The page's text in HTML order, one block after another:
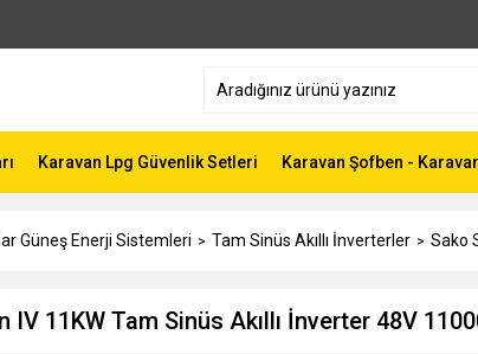
Karavan Lpg Güvenlik Setleri Karavan Şofben -
Güneş Enerji Sistemleri Tam Sinüs Akıllı İnverterler Sako
IV 11KW Tam Sinüs Akıllı İnverter 48V